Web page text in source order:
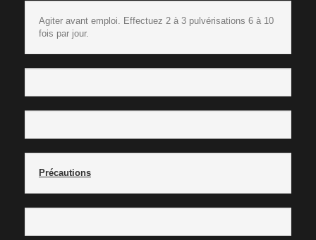
Agiter avant emploi. Effectuez 2 à 3 pulvérisations 6 à 10
fois par jour.
Précautions